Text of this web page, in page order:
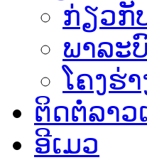
ກ່ຽວກັ
ພາລະ
ໂຄງຮ່
ຕິດຕໍ່ລາວ
ອີເມວ